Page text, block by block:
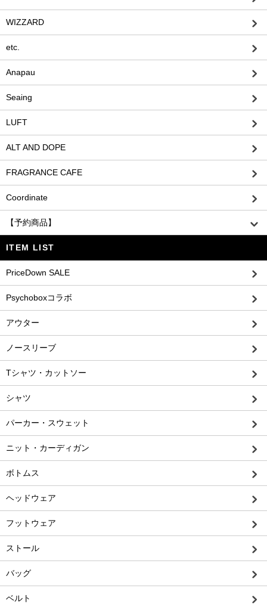
WIZZARD
etc.
Anapau
Seaing
LUFT
ALT AND DOPE
FRAGRANCE CAFE
Coordinate
【予約商品】
ITEM LIST
PriceDown SALE
Psychoboxコラボ
アウター
ノースリーブ
Tシャツ・カットソー
シャツ
パーカー・スウェット
ニット・カーディガン
ボトムス
ヘッドウェア
フットウェア
ストール
バッグ
ベルト